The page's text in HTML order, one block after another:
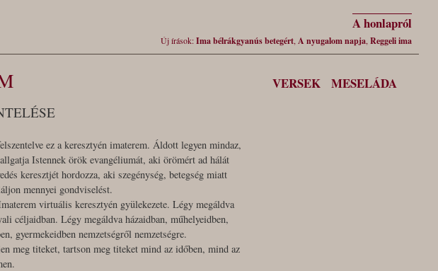
A honlapról
Új írások:Ima bélrákgyanús betegért A nyugalom napja ,Reggeli ima
VERSEK
MESELÁDA
ez a keresztyén imaterem. Áldott legyen mindaz,
Istennek örök evangéliumát, aki örömért ad hálát
keresztjét hordozza, aki szegénység, betegség miatt
mennyei gondviselést.
virtuális keresztyén gyülekezete. Légy megáldva
céljaidban. Légy megáldva házaidban, műhelyeidben,
gyermekeidben nemzetségről nemzetségre.
meg titeket, tartson meg titeket mind az időben, mind az